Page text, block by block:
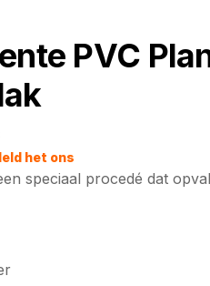
PVC
het ons
speciaal procedé dat